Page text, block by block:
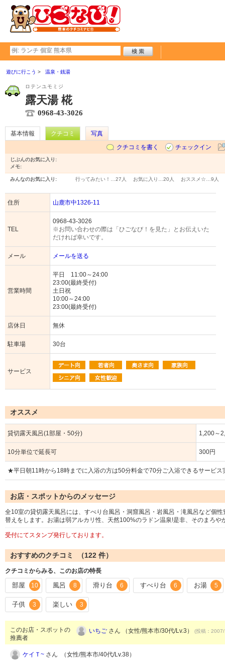
遊びに行こう 温泉・銭湯
ロテンユモミジ
露天湯 椛
0968-43-3026
基本情報 クチコミ
写真
クチコミを書く
チェックイン
じぶんのお気に入り:
メモ:
みんなのお気に入り: 行ってみたい！… 27人 お気に入り… 20人 おススメ☆… 9人
住所 山鹿市中1326-11
TEL
0968-43-3026
※お問い合わせの際は「ひごなび！を見た」とお伝えいた
だければ幸いです。
メール メールを送る
営業時間
平日 11:00～24:00
23:00(最終受付)
土日祝
10:00～24:00
23:00(最終受付)
店休日 無休
駐車場 30台
サービス
オススメ
貸切露天風呂(1部屋・50分) 1,200～
10分単位で延長可 300円
★平日朝11時から18時までに入浴の方は50分料金で70分ご入浴できるサービス
お店・スポットからのメッセージ
全10室の貸切露天風呂には、すべり台風呂・洞窟風呂・岩風呂・滝風呂など個
替えをします。お湯は弱アルカリ性、天然100%のラドン温泉!是非、そのまろや
受付にてスタンプ発行しております。
おすすめのクチコミ （122 件）
クチコミからみる、このお店の特長
部屋 10 風呂 8 滑り台 6 すべり台 6 お湯 5
子供 3 楽しい 3
このお店・スポットの
推薦者
いちご さん （女性/熊本市/30代/Lv.3） (投稿：
ケイＴ~ さん （女性/熊本市/40代/Lv.38）